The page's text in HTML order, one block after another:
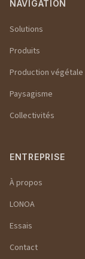
NAVIGATION
Solutions
Produits
Production végétale
Paysagisme
Collectivités
ENTREPRISE
À propos
LONOA
Essais
Contact